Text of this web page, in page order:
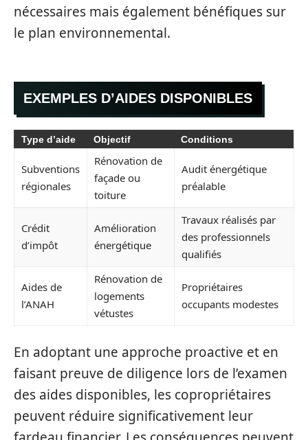
nécessaires mais également bénéfiques sur
le plan environnemental.
EXEMPLES D’AIDES DISPONIBLES
Type d’aide Objectif Conditions
Subventions
régionales
Rénovation de
façade ou
toiture
Audit énergétique
préalable
Crédit
d’impôt
Amélioration
énergétique
Travaux réalisés par
des professionnels
qualifiés
Aides de
l’ANAH
Rénovation de
logements
vétustes
Propriétaires
occupants modestes
En adoptant une approche proactive et en
faisant preuve de diligence lors de l’examen
des aides disponibles, les copropriétaires
peuvent réduire significativement leur